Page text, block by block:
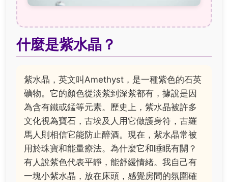
什麼是紫水晶？
紫水晶，英文叫Amethyst，是一種紫色的石英
礦物。它的顏色從淡紫到深紫都有，據說是因
為含有鐵或錳等元素。歷史上，紫水晶被許多
文化視為寶石，古埃及人用它做護身符，古羅
馬人則相信它能防止醉酒。現在，紫水晶常被
用於珠寶和能量療法。為什麼它和睡眠有關？
有人說紫色代表平靜，能舒緩情緒。我自己有
一塊小紫水晶，放在床頭，感覺房間的氛圍確